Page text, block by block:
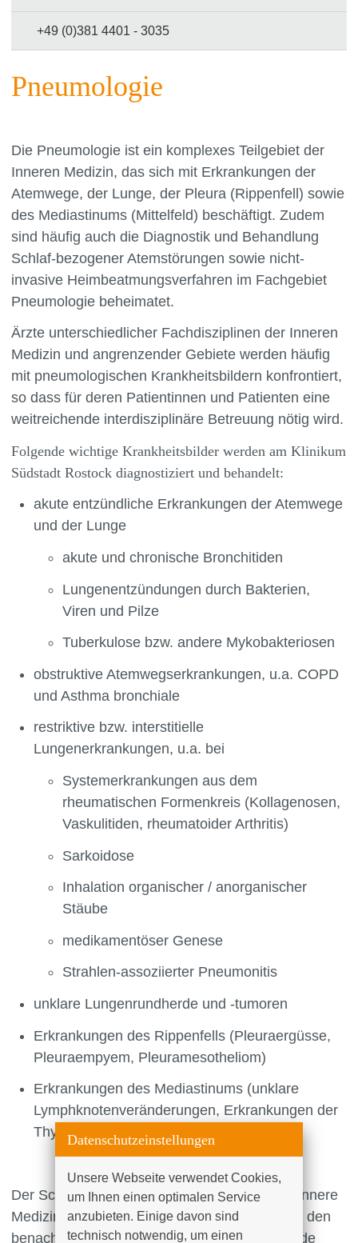
+49 (0)381 4401 - 3035
Pneumologie
Die Pneumologie ist ein komplexes Teilgebiet der
Inneren Medizin, das sich mit Erkrankungen der
Atemwege, der Lunge, der Pleura (Rippenfell) sowie
des Mediastinums (Mittelfeld) beschäftigt. Zudem
sind häufig auch die Diagnostik und Behandlung
Schlaf-bezogener Atemstörungen sowie nicht-
invasive Heimbeatmungsverfahren im Fachgebiet
Pneumologie beheimatet.
Ärzte unterschiedlicher Fachdisziplinen der Inneren
Medizin und angrenzender Gebiete werden häufig
mit pneumologischen Krankheitsbildern konfrontiert,
so dass für deren Patientinnen und Patienten eine
weitreichende interdisziplinäre Betreuung nötig wird.
Folgende wichtige Krankheitsbilder werden am Klinikum
Südstadt Rostock diagnostiziert und behandelt:
akute entzündliche Erkrankungen der Atemwege
und der Lunge
akute und chronische Bronchitiden
Lungenentzündungen durch Bakterien,
Viren und Pilze
Tuberkulose bzw. andere Mykobakteriosen
obstruktive Atemwegserkrankungen, u.a. COPD
und Asthma bronchiale
restriktive bzw. interstitielle
Lungenerkrankungen, u.a. bei
Systemerkrankungen aus dem
rheumatischen Formenkreis (Kollagenosen,
Vaskulitiden, rheumatoider Arthritis)
Sarkoidose
Inhalation organischer / anorganischer
Stäube
medikamentöser Genese
Strahlen-assoziierter Pneumonitis
unklare Lungenrundherde und -tumoren
Erkrankungen des Rippenfells (Pleuraergüsse,
Pleuraempyem, Pleuramesotheliom)
Erkrankungen des Mediastinums (unklare
Lymphknotenveränderungen, Erkrankungen der
Thymusdrüse)
Der Schwerpunkt Pneumologie der Klinik für Innere
Medizin II bietet in enger Zusammenarbeit mit den
benachbarten Fachdisziplinen eine umfassende
Datenschutzeinstellungen
Unsere Webseite verwendet Cookies,
um Ihnen einen optimalen Service
anzubieten. Einige davon sind
technisch notwendig, um einen